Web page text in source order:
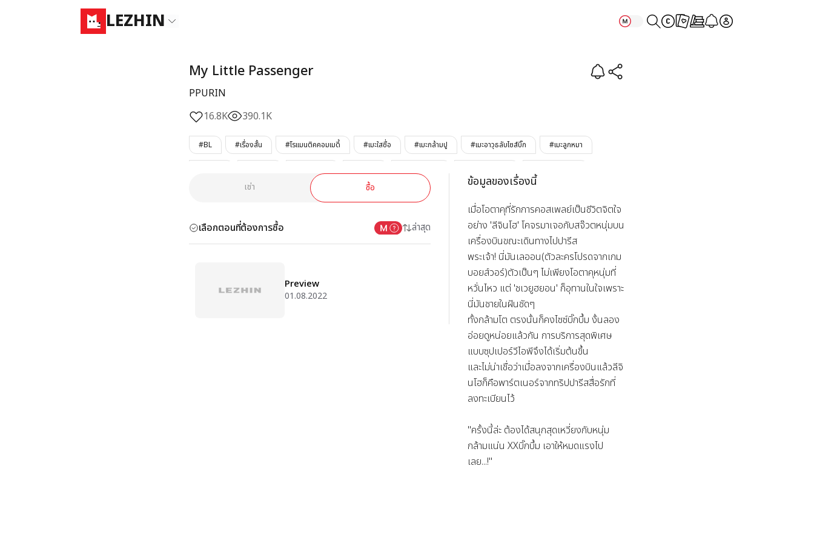
LEZHIN
My Little Passenger
PPURIN
16.8K
390.1K
#BL #เรื่องสั้น #โรแมนติคคอมเมดี้ #เมะใสซื่อ #เมะกล้ามปู #เมะอาวุธลับไซส์บิ๊ก #เมะลูกหมา
เช่า ซื้อ
เลือกตอนที่ต้องการซื้อ ล่าสุด
Preview
01.08.2022
ข้อมูลของเรื่องนี้
เมื่อโอตาคุที่รักการคอสเพลย์เป็นชีวิตจิตใจ
อย่าง 'ลีจินโฮ' โคจรมาเจอกับสจ๊วตหนุ่มบน
เครื่องบินขณะเดินทางไปปารีส
พระเจ้า! นี่มันเลออน(ตัวละครโปรดจากเกม
บอยส์วอร์)ตัวเป็นๆ ไม่เพียงโอตาคุหนุ่มที่
หวั่นไหว แต่ 'ชเวยูฮยอน' ก็อุทานในใจเพราะ
นี่มันชายในฝันชัดๆ
ทั้งกล้ามโต ตรงนั้นก็คงไซซ์บิ๊กบึ้ม งั้นลอง
อ่อยดูหน่อยแล้วกัน การบริการสุดพิเศษ
แบบซุปเปอร์วีไอพีจึงได้เริ่มต้นขึ้น
และไม่น่าเชื่อว่าเมื่อลงจากเครื่องบินแล้วลีจิ
นโฮก็คือพาร์ตเนอร์จากทริปปารีสสื่อรักที่
ลงทะเบียนไว้
"ครั้งนี้ล่ะ ต้องได้สนุกสุดเหวี่ยงกับหนุ่ม
กล้ามแน่น XXบิ๊กบึ้ม เอาให้หมดแรงไป
เลย...!"